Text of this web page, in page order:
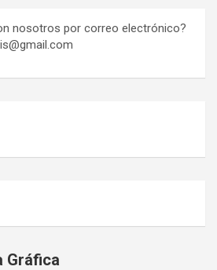
nosotros por correo electrónico?
Gráfica